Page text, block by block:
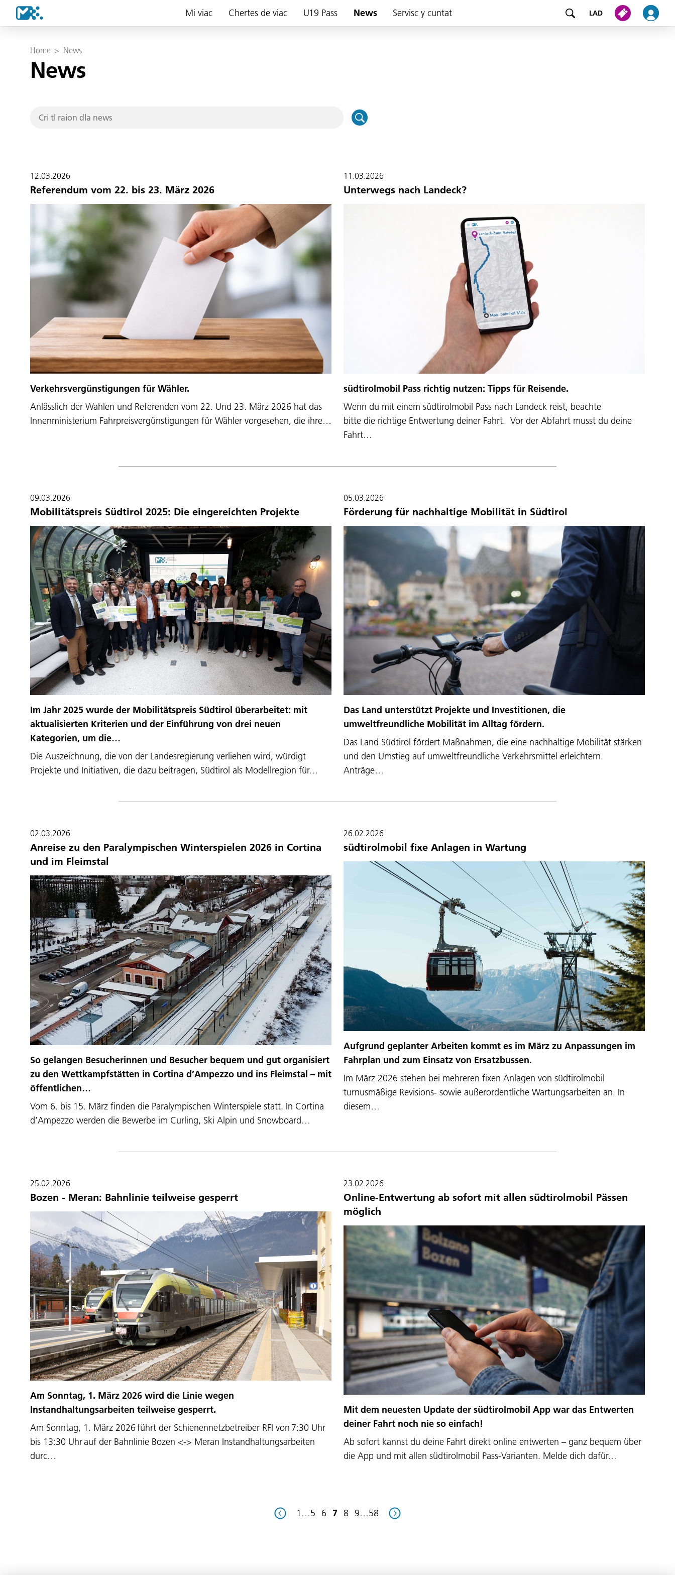
Mi viac Chertes de viac U19 Pass News Servisc y cuntat LAD
Home > News
News
12.03.2026
Referendum vom 22. bis 23. März 2026
Verkehrsvergünstigungen für Wähler.
Anlässlich der Wahlen und Referenden vom 22. Und 23. März 2026 hat das
Innenministerium Fahrpreisvergünstigungen für Wähler vorgesehen, die ihre…
11.03.2026
Unterwegs nach Landeck?
südtirolmobil Pass richtig nutzen: Tipps für Reisende.
Wenn du mit einem südtirolmobil Pass nach Landeck reist, beachte
bitte die richtige Entwertung deiner Fahrt. Vor der Abfahrt musst du deine
Fahrt…
09.03.2026
Mobilitätspreis Südtirol 2025: Die eingereichten Projekte
Im Jahr 2025 wurde der Mobilitätspreis Südtirol überarbeitet: mit
aktualisierten Kriterien und der Einführung von drei neuen
Kategorien, um die…
Die Auszeichnung, die von der Landesregierung verliehen wird, würdigt
Projekte und Initiativen, die dazu beitragen, Südtirol als Modellregion für…
05.03.2026
Förderung für nachhaltige Mobilität in Südtirol
Das Land unterstützt Projekte und Investitionen, die
umweltfreundliche Mobilität im Alltag fördern.
Das Land Südtirol fördert Maßnahmen, die eine nachhaltige Mobilität stärken
und den Umstieg auf umweltfreundliche Verkehrsmittel erleichtern.
Anträge…
02.03.2026
Anreise zu den Paralympischen Winterspielen 2026 in Cortina
und im Fleimstal
So gelangen Besucherinnen und Besucher bequem und gut organisiert
zu den Wettkampfstätten in Cortina d’Ampezzo und ins Fleimstal – mit
öffentlichen…
Vom 6. bis 15. März finden die Paralympischen Winterspiele statt. In Cortina
d’Ampezzo werden die Bewerbe im Curling, Ski Alpin und Snowboard…
26.02.2026
südtirolmobil fixe Anlagen in Wartung
Aufgrund geplanter Arbeiten kommt es im März zu Anpassungen im
Fahrplan und zum Einsatz von Ersatzbussen.
Im März 2026 stehen bei mehreren fixen Anlagen von südtirolmobil
turnusmäßige Revisions- sowie außerordentliche Wartungsarbeiten an. In
diesem…
25.02.2026
Bozen - Meran: Bahnlinie teilweise gesperrt
Am Sonntag, 1. März 2026 wird die Linie wegen
Instandhaltungsarbeiten teilweise gesperrt.
Am Sonntag, 1. März 2026 führt der Schienennetzbetreiber RFI von 7:30 Uhr
bis 13:30 Uhr auf der Bahnlinie Bozen <-> Meran Instandhaltungsarbeiten
durc…
23.02.2026
Online-Entwertung ab sofort mit allen südtirolmobil Pässen
möglich
Mit dem neuesten Update der südtirolmobil App war das Entwerten
deiner Fahrt noch nie so einfach!
Ab sofort kannst du deine Fahrt direkt online entwerten – ganz bequem über
die App und mit allen südtirolmobil Pass-Varianten. Melde dich dafür…
1 …5 6 7 8 9…58